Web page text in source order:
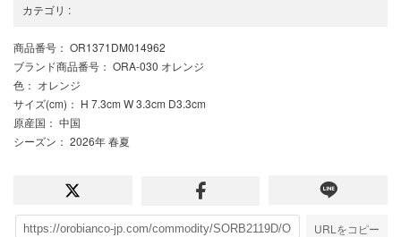
カテゴリ :
商品番号 ： OR1371DM014962
ブランド商品番号 ： ORA-030 オレンジ
色 ： オレンジ
サイズ(cm) ： H 7.3cm W 3.3cm D3.3cm
原産国 ： 中国
シーズン ： 2026年 春夏
URLをコピー